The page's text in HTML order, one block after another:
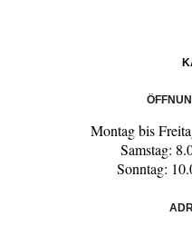
Montag bis
Samstag:
Sonntag: